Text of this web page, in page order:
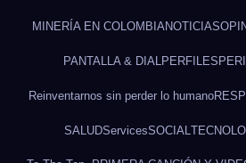
MINERÍA EN COLOMBIANOTICIAS
PANTALLA & DIALPERFILES
Reinventarnos sin perder lo humano
SALUDServicesSOCIAL